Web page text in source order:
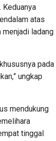
Keduanya
atas
ladang
pada
ungkap
mendukung
tinggal